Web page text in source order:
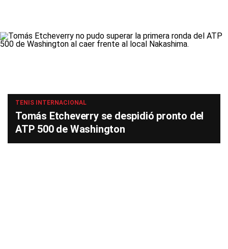
TENIS INTERNACIONAL
Tomás Etcheverry se despidió pronto del
ATP 500 de Washington